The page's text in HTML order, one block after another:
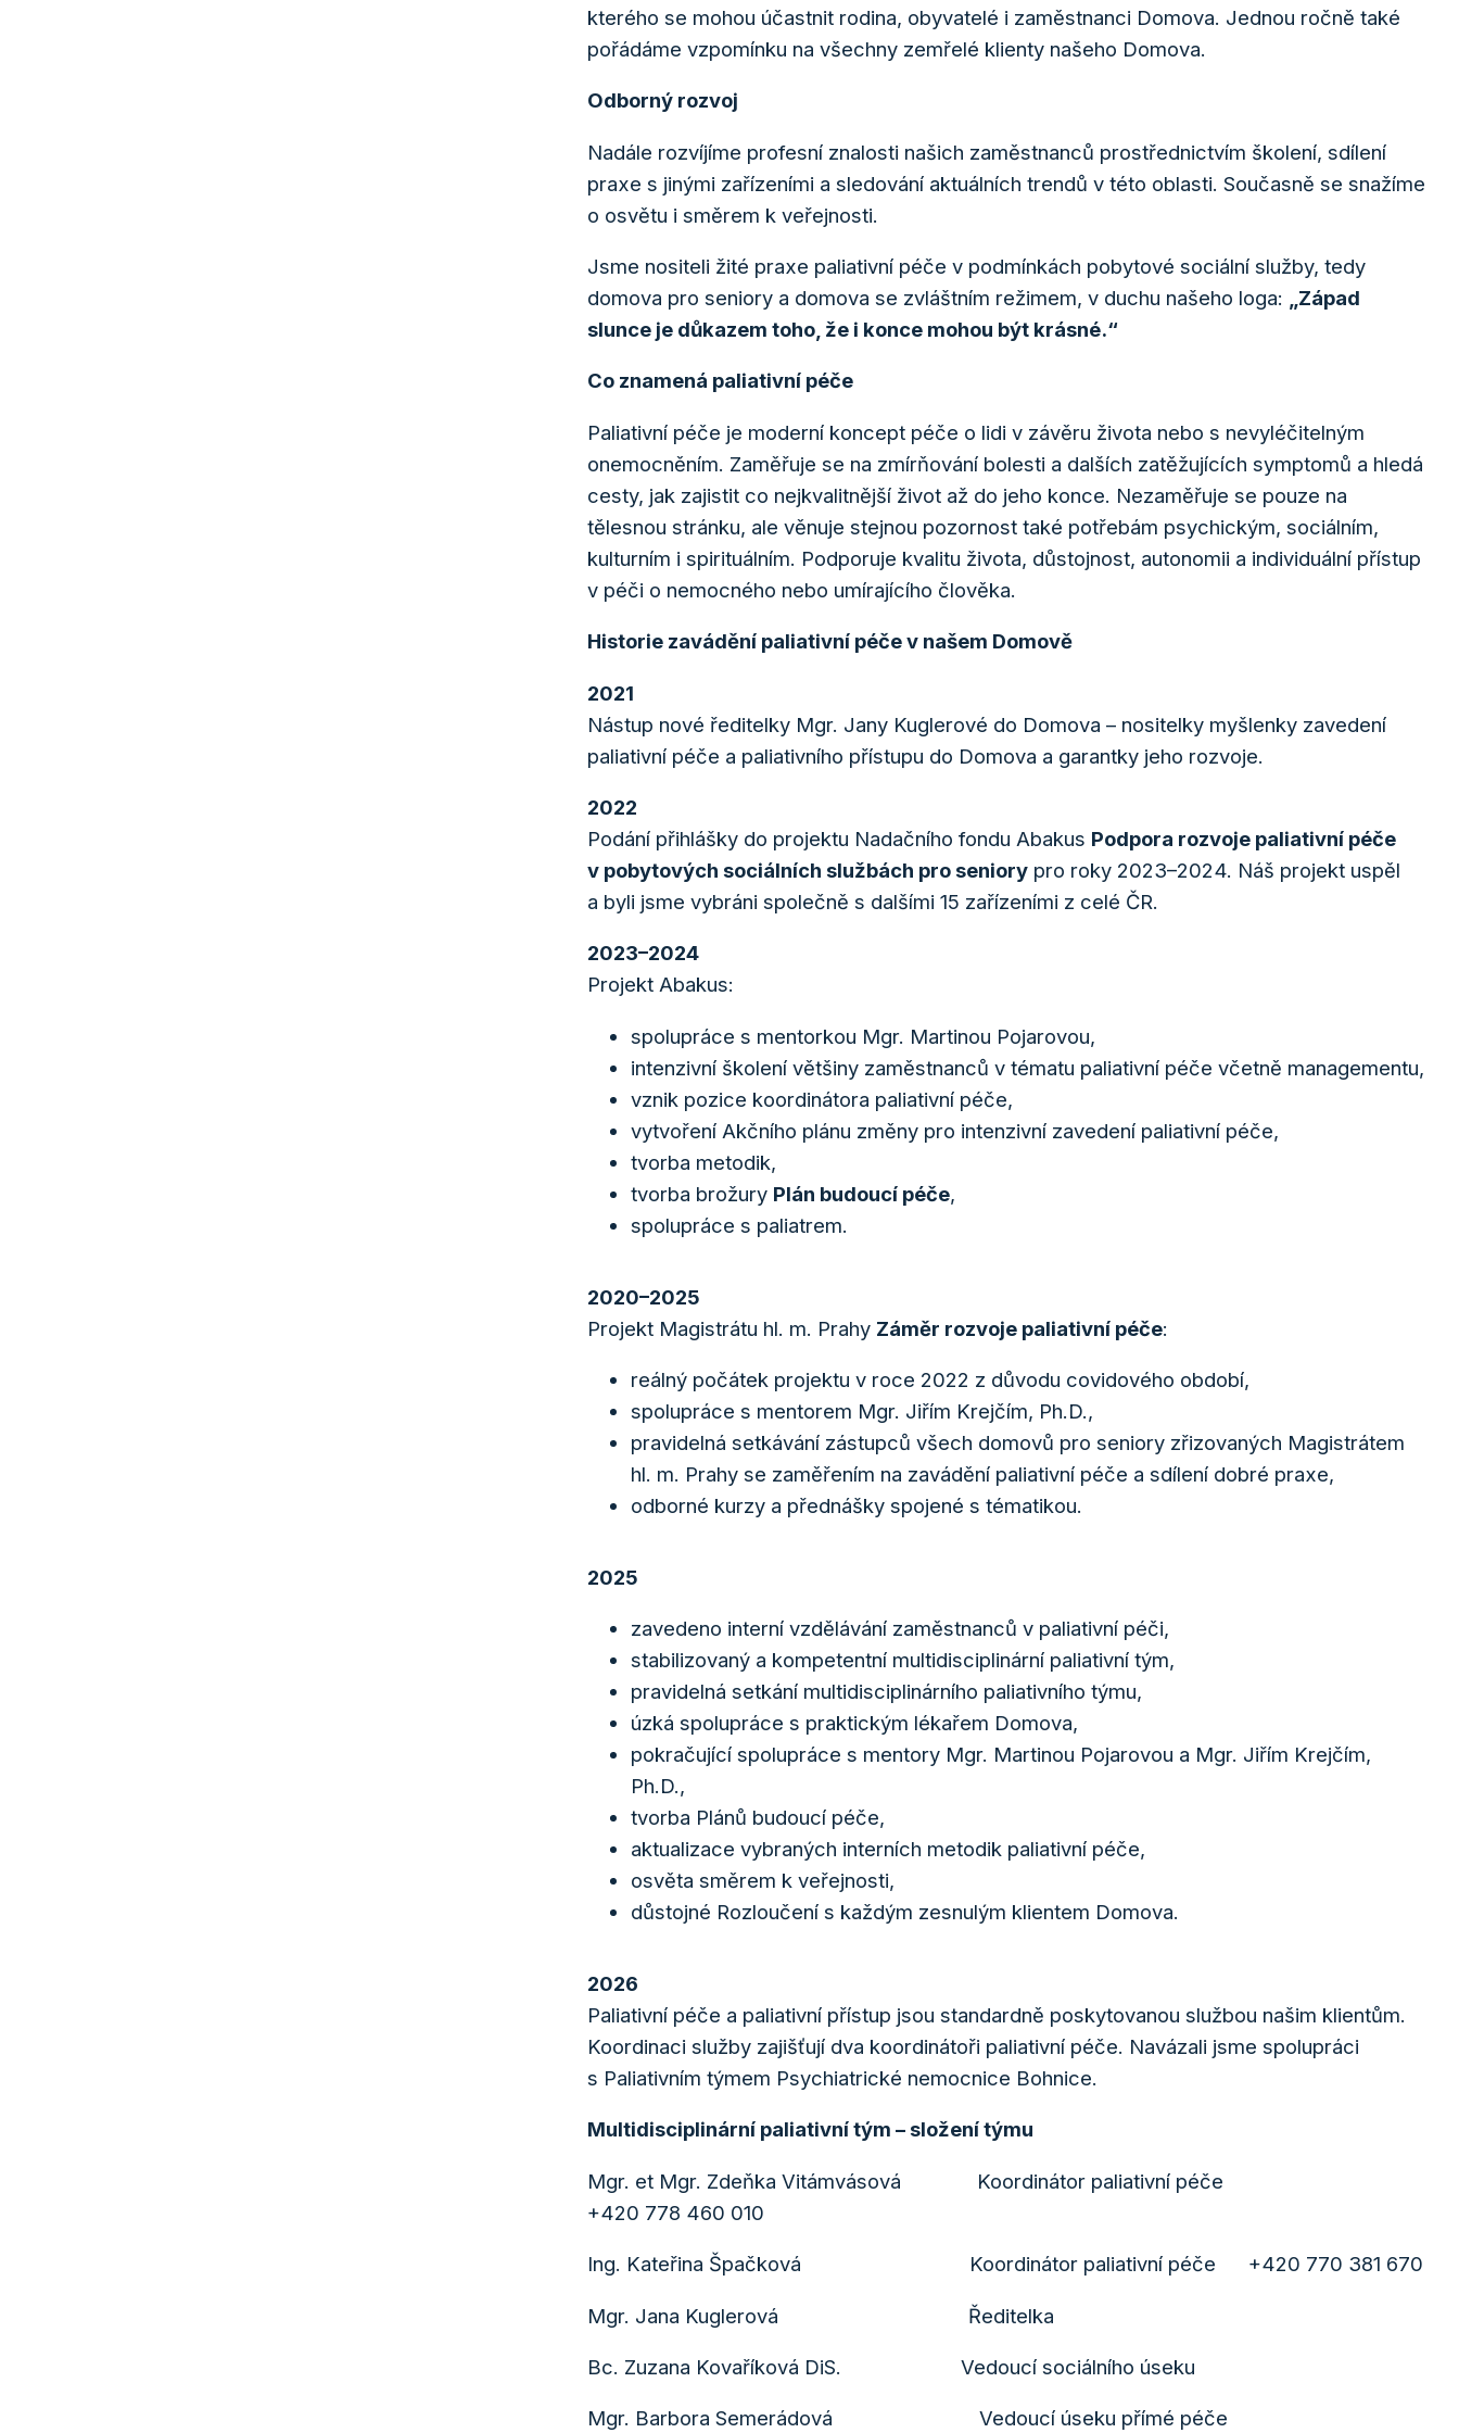
kterého se mohou účastnit rodina, obyvatelé i zaměstnanci Domova. Jednou ročně také
pořádáme vzpomínku na všechny zemřelé klienty našeho Domova.
Odborný rozvoj
Nadále rozvíjíme profesní znalosti našich zaměstnanců prostřednictvím školení, sdílení
praxe s jinými zařízeními a sledování aktuálních trendů v této oblasti. Současně se snažíme
o osvětu i směrem k veřejnosti.
Jsme nositeli žité praxe paliativní péče v podmínkách pobytové sociální služby, tedy
domova pro seniory a domova se zvláštním režimem, v duchu našeho loga:
„Západ
slunce je důkazem toho, že i konce mohou být krásné.“
Co znamená paliativní péče
Paliativní péče je moderní koncept péče o lidi v závěru života nebo s nevyléčitelným
onemocněním. Zaměřuje se na zmírňování bolesti a dalších zatěžujících symptomů a hledá
cesty, jak zajistit co nejkvalitnější život až do jeho konce. Nezaměřuje se pouze na
tělesnou stránku, ale věnuje stejnou pozornost také potřebám psychickým, sociálním,
kulturním i spirituálním. Podporuje kvalitu života, důstojnost, autonomii a individuální přístup
v péči o nemocného nebo umírajícího člověka.
Historie zavádění paliativní péče v našem Domově
2021
Nástup nové ředitelky Mgr. Jany Kuglerové do Domova – nositelky myšlenky zavedení
paliativní péče a paliativního přístupu do Domova a garantky jeho rozvoje.
2022
Podání přihlášky do projektu Nadačního fondu Abakus Podpora rozvoje paliativní péče
v pobytových sociálních službách pro seniory pro roky 2023–2024. Náš projekt uspěl
a byli jsme vybráni společně s dalšími 15 zařízeními z celé ČR.
2023–2024
Projekt Abakus:
spolupráce s mentorkou Mgr. Martinou Pojarovou,
intenzivní školení většiny zaměstnanců v tématu paliativní péče včetně managementu,
vznik pozice koordinátora paliativní péče,
vytvoření Akčního plánu změny pro intenzivní zavedení paliativní péče,
tvorba metodik,
tvorba brožury Plán budoucí péče,
spolupráce s paliatrem.
2020–2025
Projekt Magistrátu hl. m. Prahy Záměr rozvoje paliativní péče:
reálný počátek projektu v roce 2022 z důvodu covidového období,
spolupráce s mentorem Mgr. Jiřím Krejčím, Ph.D.,
pravidelná setkávání zástupců všech domovů pro seniory zřizovaných Magistrátem
hl. m. Prahy se zaměřením na zavádění paliativní péče a sdílení dobré praxe,
odborné kurzy a přednášky spojené s tématikou.
2025
zavedeno interní vzdělávání zaměstnanců v paliativní péči,
stabilizovaný a kompetentní multidisciplinární paliativní tým,
pravidelná setkání multidisciplinárního paliativního týmu,
úzká spolupráce s praktickým lékařem Domova,
pokračující spolupráce s mentory Mgr. Martinou Pojarovou a Mgr. Jiřím Krejčím,
Ph.D.,
tvorba Plánů budoucí péče,
aktualizace vybraných interních metodik paliativní péče,
osvěta směrem k veřejnosti,
důstojné Rozloučení s každým zesnulým klientem Domova.
2026
Paliativní péče a paliativní přístup jsou standardně poskytovanou službou našim klientům.
Koordinaci služby zajišťují dva koordinátoři paliativní péče. Navázali jsme spolupráci
s Paliativním týmem Psychiatrické nemocnice Bohnice.
Multidisciplinární paliativní tým – složení týmu
Mgr. et Mgr. Zdeňka Vitámvásová Koordinátor paliativní péče
+420 778 460 010
Ing. Kateřina Špačková Koordinátor paliativní péče +420 770 381 670
Mgr. Jana Kuglerová Ředitelka
Bc. Zuzana Kovaříková DiS. Vedoucí sociálního úseku
Mgr. Barbora Semerádová Vedoucí úseku přímé péče